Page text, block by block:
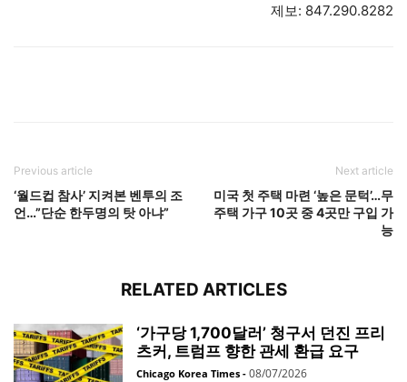
제보: 847.290.8282
Previous article
‘월드컵 참사’ 지켜본 벤투의 조
언…”단순 한두명의 탓 아냐”
Next article
미국 첫 주택 마련 ‘높은 문턱’…무
주택 가구 10곳 중 4곳만 구입 가
능
RELATED ARTICLES
‘가구당 1,700달러’ 청구서 던진 프리
츠커, 트럼프 향한 관세 환급 요구
Chicago Korea Times - 08/07/2026